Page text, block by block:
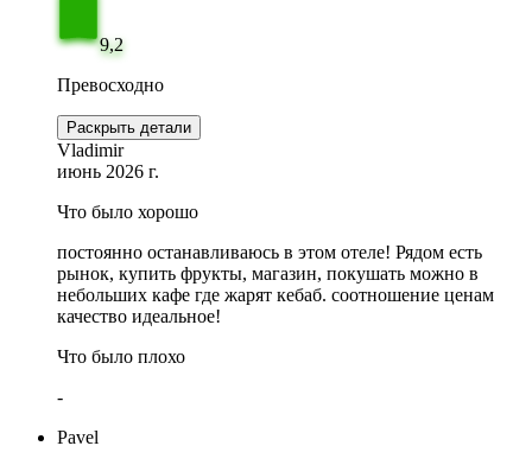
9,2
Превосходно
Раскрыть детали
Vladimir
июнь 2026 г.
Что было хорошо
постоянно останавливаюсь в этом отеле! Рядом есть
рынок, купить фрукты, магазин, покушать можно в
небольших кафе где жарят кебаб. соотношение ценам
качество идеальное!
Что было плохо
-
Pavel